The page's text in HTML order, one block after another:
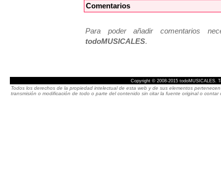
Comentarios
Para poder añadir comentarios
todoMUSICALES.
Copyright © 2008-2015 todoMUSICALES.
Todos los derechos de la propiedad intelectual de esta web y de sus elementos
transmisión o modificación de todo o parte del contenido sin citar la fuente original o